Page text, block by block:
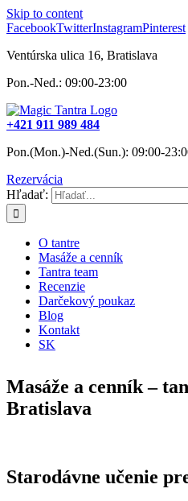
Skip to content
FacebookTwitterInstagramPinterest
Ventúrska ulica 16, Bratislava
Pon.-Ned.: 09:00-23:00
+421 911 989 484
Pon.(Mon.)-Ned.(Sun.): 09:00-
Rezervácia
Hľadať:
O tantre
Masáže a cenník
Tantra team
Recenzie
Darčekový poukaz
Blog
Kontakt
SK
Masáže a cenník –
Bratislava
Starodávne učenie